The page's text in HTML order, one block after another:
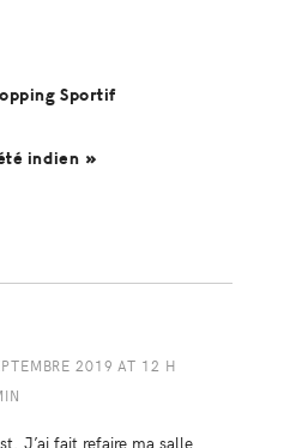
Sportif
indien »
2019 AT 12 H
J’ai fait refaire ma salle